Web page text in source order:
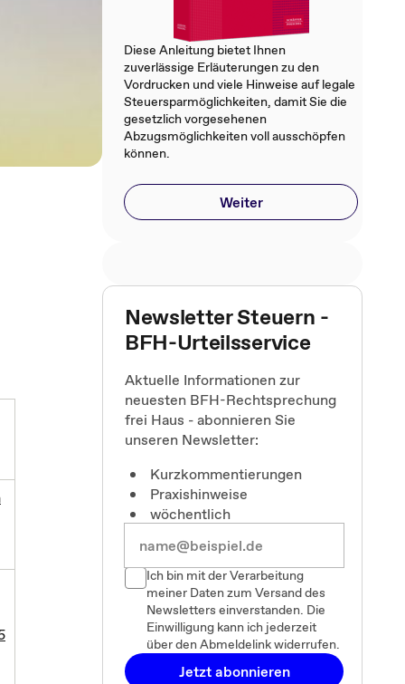
Diese Anleitung bietet Ihnen
zuverlässige Erläuterungen zu den
Vordrucken und viele Hinweise auf legale
Steuersparmöglichkeiten, damit Sie die
gesetzlich vorgesehenen
Abzugsmöglichkeiten voll ausschöpfen
können.
Weiter
Newsletter Steuern -
BFH-Urteilsservice
Aktuelle Informationen zur
neuesten BFH-Rechtsprechung
frei Haus - abonnieren Sie
unseren Newsletter:
Kurzkommentierungen
Praxishinweise
wöchentlich
Ich bin mit der Verarbeitung
meiner Daten zum Versand des
Newsletters einverstanden. Die
Einwilligung kann ich jederzeit
über den Abmeldelink widerrufen.
Jetzt abonnieren